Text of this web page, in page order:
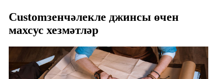
Customзенчәлекле джинсы өчен
махсус хезмәтләр